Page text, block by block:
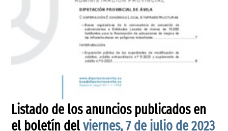
Listado de los anuncios publicados en
el boletín delviernes, 7 de julio de 2023